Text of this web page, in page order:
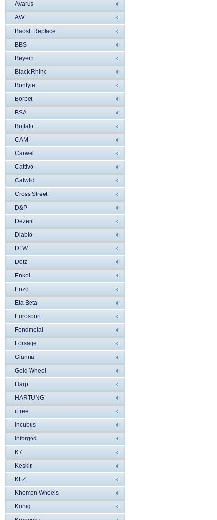
Avarus
AW
Baosh Replace
BBS
Beyern
Black Rhino
Bontyre
Borbet
BSA
Buffalo
CAM
Carwel
Cattivo
Catwild
Cross Street
D&P
Dezent
Diablo
DLW
Dotz
Enkei
Enzo
Eta Beta
Eurosport
Fondmetal
Forsage
Gianna
Gold Wheel
Harp
HARTUNG
iFree
Incubus
Inforged
K7
Keskin
KFZ
Khomen Wheels
Konig